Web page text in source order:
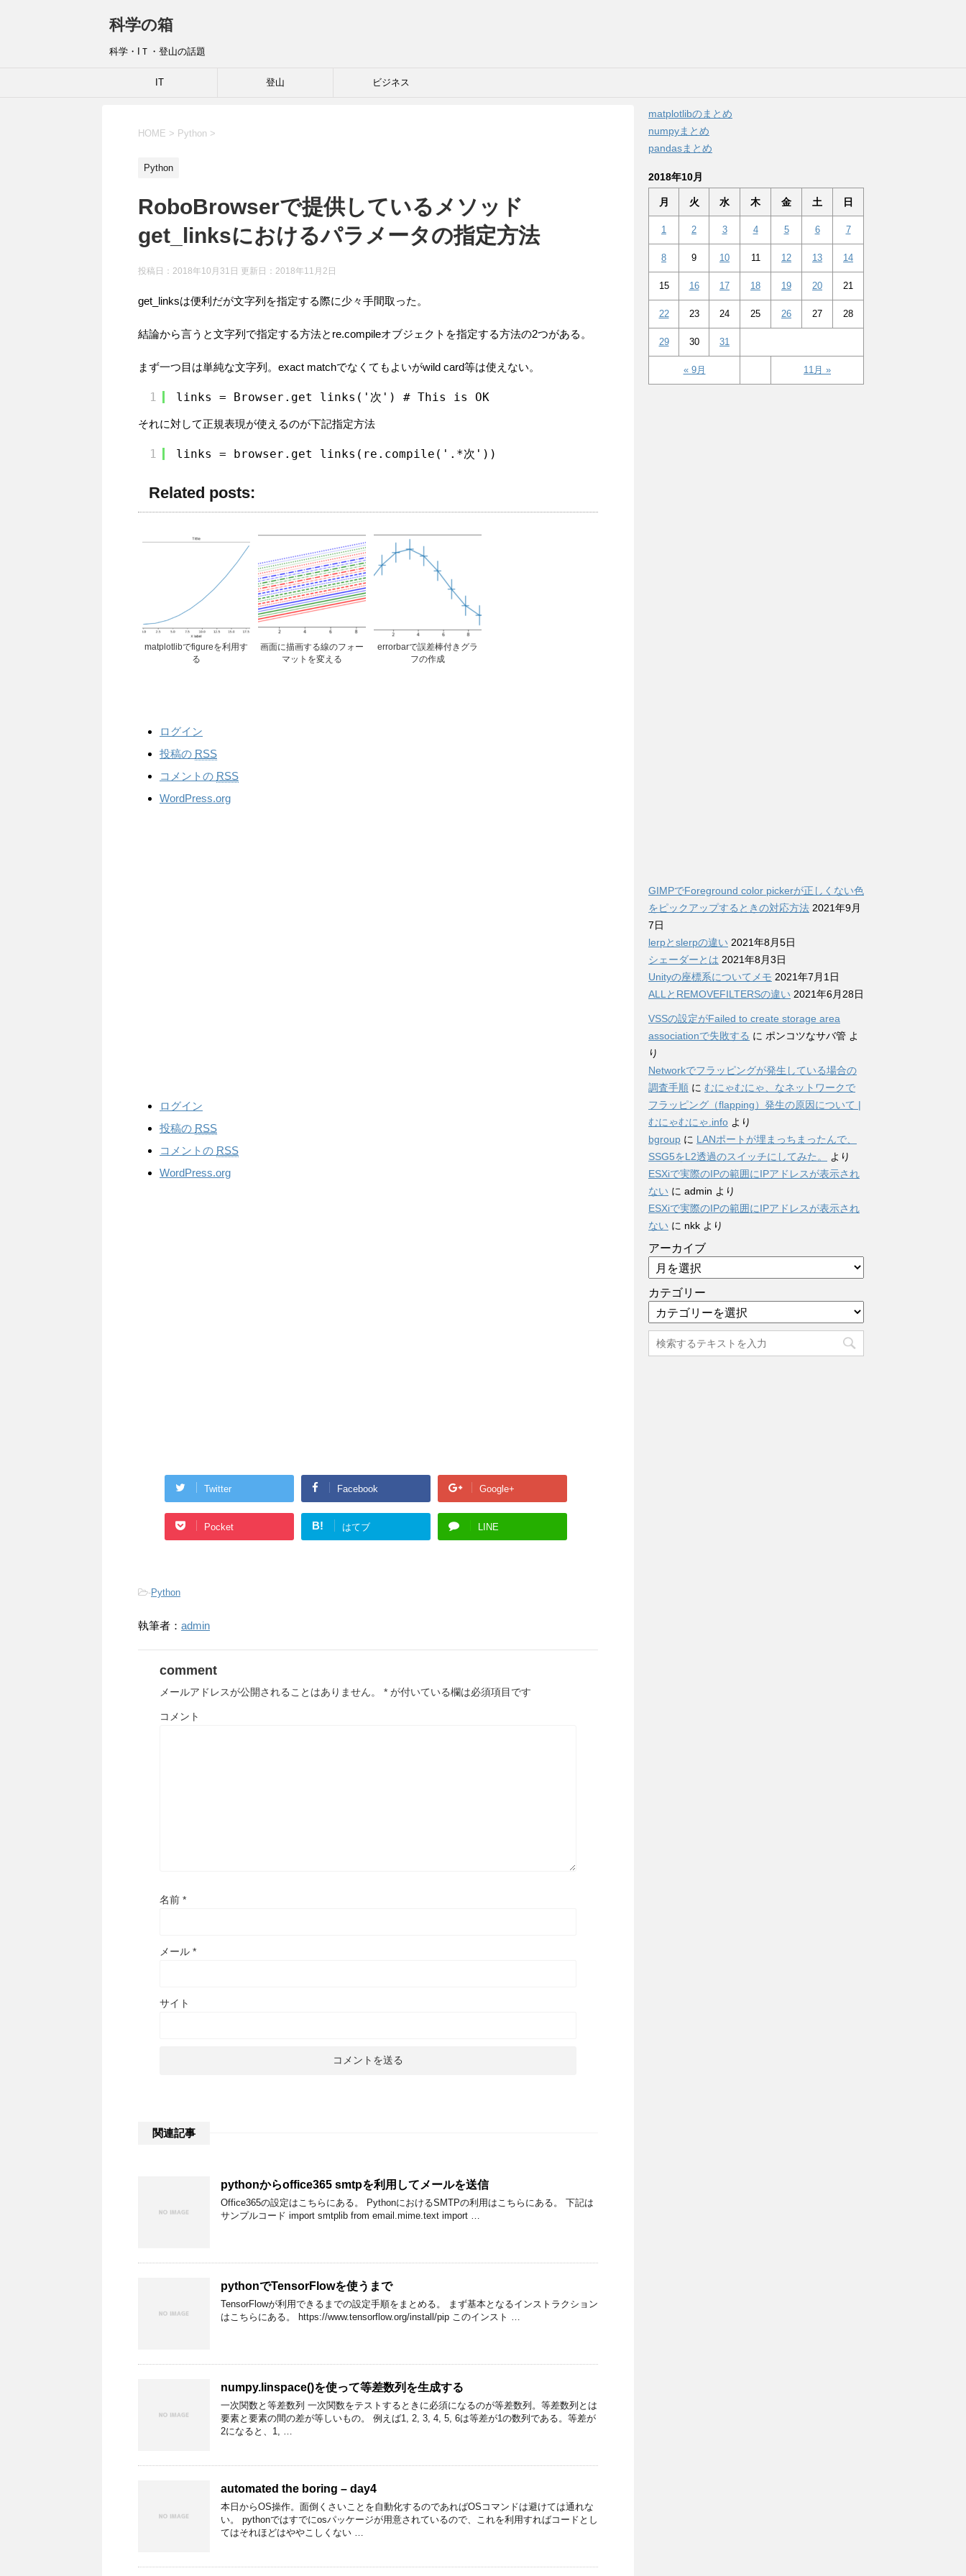
科学の箱
科学・IＴ・登山の話題
IT 登山 ビジネス
HOME > Python >
Python
RoboBrowserで提供しているメソッド
get_linksにおけるパラメータの指定方法
投稿日：2018年10月31日 更新日： 2018年11月2日
get_linksは便利だが文字列を指定する際に少々手間取った。
結論から言うと文字列で指定する方法とre.compileオブジェクトを指定する方法の2つがある。
まず一つ目は単純な文字列。exact matchでなくてもよいがwild card等は使えない。
1 links = Browser.get_links('次') # This is OK
それに対して正規表現が使えるのが下記指定方法
1 links = browser.get_links(re.compile('.*次'))
Related posts:
matplotlibでfigureを利用す
る
画面に描画する線のフォー
マットを変える
errorbarで誤差棒付きグラ
フの作成
ログイン
投稿の RSS
コメントの RSS
WordPress.org
ログイン
投稿の RSS
コメントの RSS
WordPress.org
Twitter Facebook Google+
Pocket B! はてブ LINE
-Python
執筆者： admin
comment
メールアドレスが公開されることはありません。 * が付いている欄は必須項目です
コメント
名前 *
メール *
サイト
関連記事
pythonからoffice365 smtpを利用してメールを送信
Office365の設定はこちらにある。 PythonにおけるSMTPの利用はこちらにある。 下記は
サンプルコード import smtplib from email.mime.text import …
pythonでTensorFlowを使うまで
TensorFlowが利用できるまでの設定手順をまとめる。 まず基本となるインストラクション
はこちらにある。 https://www.tensorflow.org/install/pip このインスト …
numpy.linspace()を使って等差数列を生成する
一次関数と等差数列 一次関数をテストするときに必須になるのが等差数列。等差数列とは
要素と要素の間の差が等しいもの。 例えば1, 2, 3, 4, 5, 6は等差が1の数列である。等差が
2になると、1, …
automated the boring – day4
本日からOS操作。面倒くさいことを自動化するのであればOSコマンドは避けては通れな
い。 pythonではすでにosパッケージが用意されているので、これを利用すればコードとし
てはそれほどはややこしくない …
matplotlibのまとめ
numpyまとめ
pandasまとめ
2018年10月
月 火 水 木 金 土 日
« 9月 11月 »
1 2 3 4 5 6 7
8 9 10 11 12 13 14
15 16 17 18 19 20 21
22 23 24 25 26 27 28
29 30 31
GIMPでForeground color pickerが正しくない色
をピックアップするときの対応方法 2021年9月
7日
lerpとslerpの違い 2021年8月5日
シェーダーとは 2021年8月3日
Unityの座標系についてメモ 2021年7月1日
ALLとREMOVEFILTERSの違い 2021年6月28日
VSSの設定がFailed to create storage area
associationで失敗する に ポンコツなサバ管 よ
り
Networkでフラッピングが発生している場合の
調査手順 に むにゃむにゃ、なネットワークで
フラッピング（flapping）発生の原因について |
むにゃむにゃ.info より
bgroup に LANポートが埋まっちまったんで、
SSG5をL2透過のスイッチにしてみた。
より
ESXiで実際のIPの範囲にIPアドレスが表示され
ない に admin より
ESXiで実際のIPの範囲にIPアドレスが表示され
ない に nkk より
アーカイブ
カテゴリー